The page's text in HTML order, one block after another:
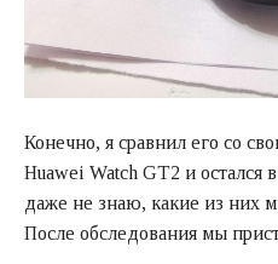
Конечно, я сравнил его со
Huawei Watch GT2 и остался
даже не знаю, какие из них
После обследования мы